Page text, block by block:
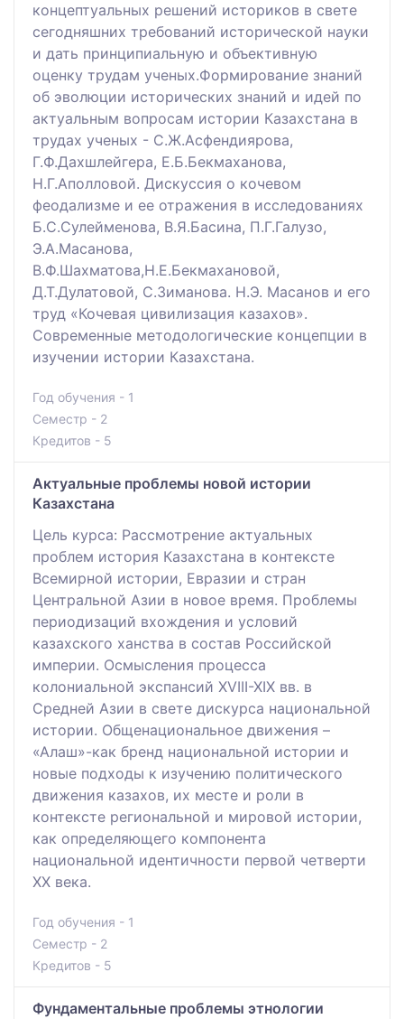
концептуальных решений историков в свете
сегодняшних требований исторической науки
и дать принципиальную и объективную
оценку трудам ученых.Формирование знаний
об эволюции исторических знаний и идей по
актуальным вопросам истории Казахстана в
трудах ученых - С.Ж.Асфендиярова,
Г.Ф.Дахшлейгера, Е.Б.Бекмаханова,
Н.Г.Аполловой. Дискуссия о кочевом
феодализме и ее отражения в исследованиях
Б.С.Сулейменова, В.Я.Басина, П.Г.Галузо,
Э.А.Масанова,
В.Ф.Шахматова,Н.Е.Бекмахановой,
Д.Т.Дулатовой, С.Зиманова. Н.Э. Масанов и его
труд «Кочевая цивилизация казахов».
Современные методологические концепции в
изучении истории Казахстана.
Год обучения - 1
Семестр - 2
Кредитов - 5
Актуальные проблемы новой истории
Казахстана
Цель курса: Рассмотрение актуальных
проблем история Казахстана в контексте
Всемирной истории, Евразии и стран
Центральной Азии в новое время. Проблемы
периодизаций вхождения и условий
казахского ханства в состав Российской
империи. Осмысления процесса
колониальной экспансий XVIІI-XIX вв. в
Средней Азии в свете дискурса национальной
истории. Общенациональное движения –
«Алаш»-как бренд национальной истории и
новые подходы к изучению политического
движения казахов, их месте и роли в
контексте региональной и мировой истории,
как определяющего компонента
национальной идентичности первой четверти
ХХ века.
Год обучения - 1
Семестр - 2
Кредитов - 5
Фундаментальные проблемы этнологии